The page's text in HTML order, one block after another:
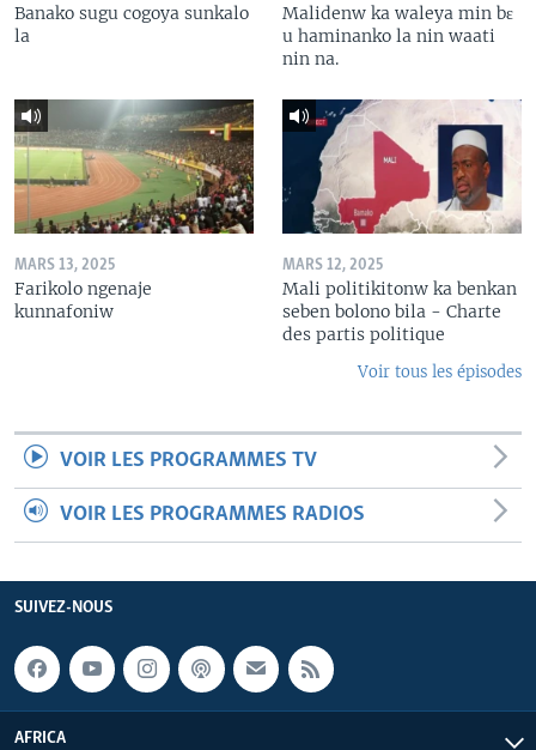
Banako sugu cogoya sunkalo
la
Malidenw ka waleya min bɛ
u haminanko la nin waati
nin na.
MARS 13, 2025
Farikolo ngenaje
kunnafoniw
MARS 12, 2025
Mali politikitonw ka benkan
seben bolono bila - Charte
des partis politique
Voir tous les épisodes
VOIR LES PROGRAMMES TV
VOIR LES PROGRAMMES RADIOS
SUIVEZ-NOUS
AFRICA